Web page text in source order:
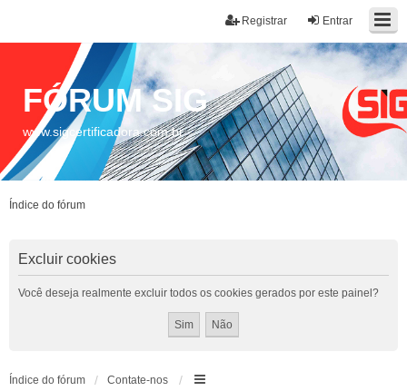
Entrar
Registrar
FÓRUM SIG
www.sigcertificadora.com.br
Índice do fórum
Excluir cookies
Você deseja realmente excluir todos os cookies gerados por este painel?
Índice do fórum Contate-nos